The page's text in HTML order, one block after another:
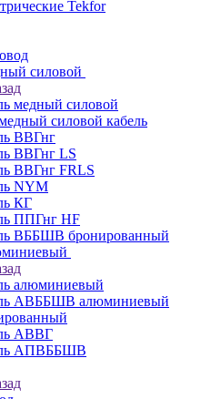
Tekfor
силовой
медный силовой
силовой кабель
ВВГнг
ВВГнг LS
ВВГнг FRLS
NYM
КГ
ППГнг HF
ВББШВ бронированный
алюминиевый
АВББШВ алюминиевый
АВВГ
АПВББШВ